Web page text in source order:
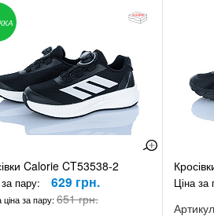
Calorie CT53538-2
пару: 629 грн.
за пару: 651 грн.
Ціна за